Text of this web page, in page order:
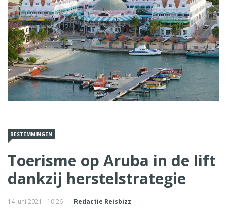
BESTEMMINGEN
Toerisme op Aruba in de lift
dankzij herstelstrategie
14 juni 2021 - 10:26 Redactie Reisbizz